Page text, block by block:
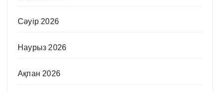
Сәуір 2026
Наурыз 2026
Ақпан 2026